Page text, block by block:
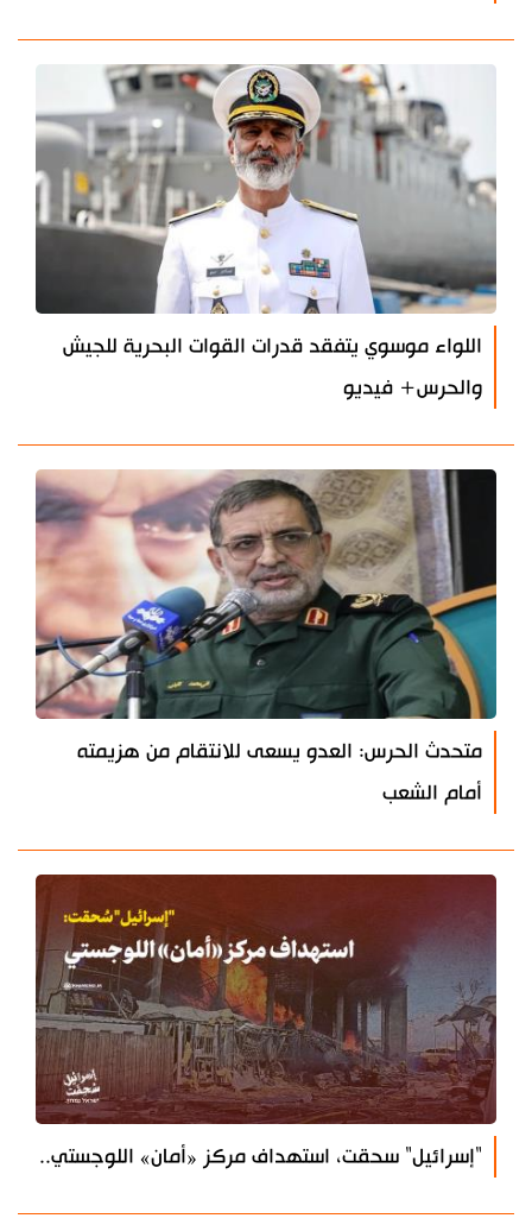
اللواء موسوي يتفقد قدرات القوات البحرية للجيش
والحرس+ فيديو
متحدث الحرس: العدو يسعى للانتقام من هزيمته
أمام الشعب
"إسرائيل" سحقت، استهداف مركز «أمان» اللوجستي..